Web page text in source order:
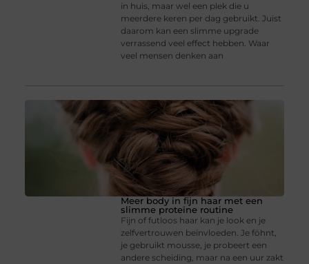
in huis, maar wel een plek die u
meerdere keren per dag gebruikt. Juist
daarom kan een slimme upgrade
verrassend veel effect hebben. Waar
veel mensen denken aan
Meer body in fijn haar met een
slimme proteïne routine
Fijn of futloos haar kan je look en je
zelfvertrouwen beïnvloeden. Je föhnt,
je gebruikt mousse, je probeert een
andere scheiding, maar na een uur zakt